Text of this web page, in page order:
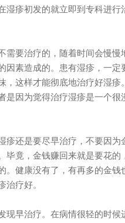
湿疹初发的就立即到专科进
要治疗的，随着时间会慢慢
因素造成的。患有湿疹，一
，这样才能彻底地治疗好湿
是因为觉得治疗湿疹是一个很
还是要尽早治疗，不要因为
毕竟，金钱赚回来就是要花
。健康没有了，有再多的金
治疗好。
早治疗。在病情很轻的时候